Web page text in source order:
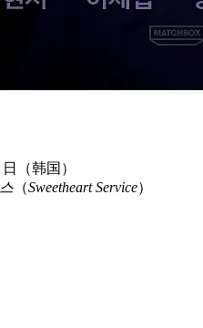
（韩国）
（Sweetheart Service）